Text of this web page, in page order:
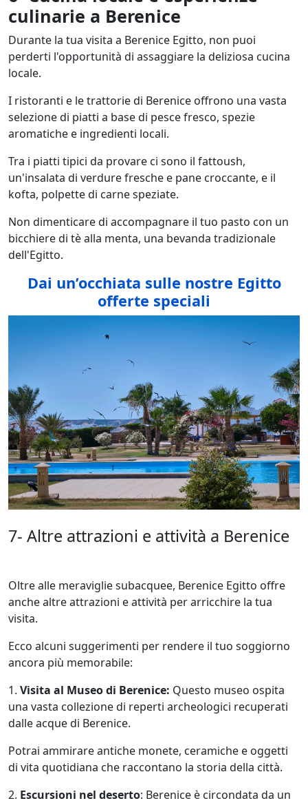
culinarie a Berenice
Durante la tua visita a Berenice Egitto, non puoi
perderti l'opportunità di assaggiare la deliziosa cucina
locale.
I ristoranti e le trattorie di Berenice offrono una vasta
selezione di piatti a base di pesce fresco, spezie
aromatiche e ingredienti locali.
Tra i piatti tipici da provare ci sono il fattoush,
un'insalata di verdure fresche e pane croccante, e il
kofta, polpette di carne speziate.
Non dimenticare di accompagnare il tuo pasto con un
bicchiere di tè alla menta, una bevanda tradizionale
dell'Egitto.
Dai un’occhiata sulle nostre Egitto
offerte speciali
7- Altre attrazioni e attività a Berenice
Oltre alle meraviglie subacquee, Berenice Egitto offre
anche altre attrazioni e attività per arricchire la tua
visita.
Ecco alcuni suggerimenti per rendere il tuo soggiorno
ancora più memorabile:
1. Visita al Museo di Berenice: Questo museo ospita
una vasta collezione di reperti archeologici recuperati
dalle acque di Berenice.
Potrai ammirare antiche monete, ceramiche e oggetti
di vita quotidiana che raccontano la storia della città.
2. Escursioni nel deserto: Berenice è circondata da un